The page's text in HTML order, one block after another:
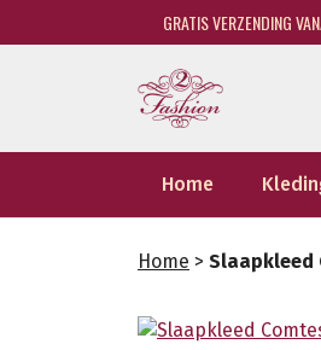
GRATIS VERZENDING
Home
Home > Slaapkleed